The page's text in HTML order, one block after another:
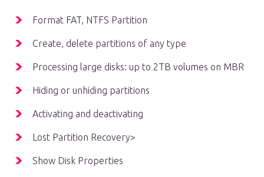
Format FAT, NTFS Partition
Create, delete partitions of any type
Processing large disks: up to 2TB volumes on MBR
Hiding or unhiding partitions
Activating and deactivating
Lost Partition Recovery>
Show Disk Properties